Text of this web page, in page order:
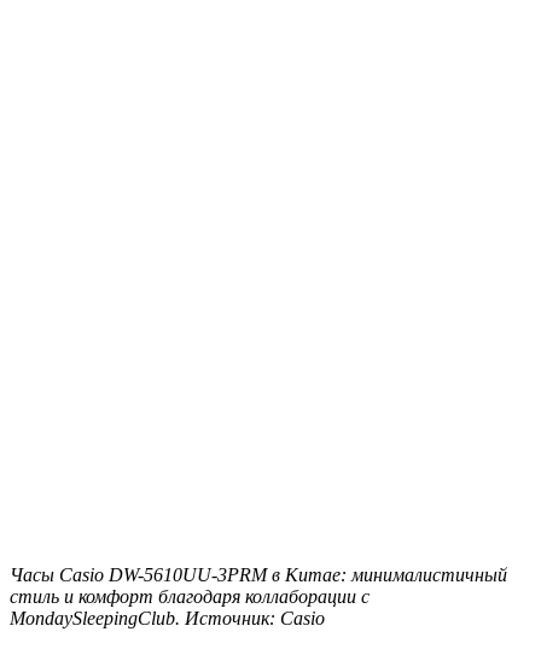
Часы Casio DW-5610UU-3PRM в Китае: минималистичный
стиль и комфорт благодаря коллаборации с
MondaySleepingClub. Источник: Casio